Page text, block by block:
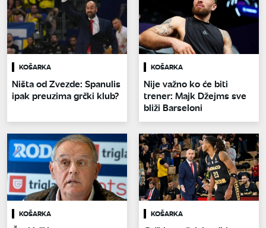
KOŠARKA
Ništa od Zvezde: Spanulis
ipak preuzima grčki klub?
KOŠARKA
Nije važno ko će biti
trener: Majk Džejms sve
bliži Barseloni
KOŠARKA KOŠARKA